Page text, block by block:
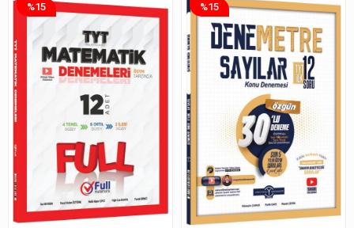
%15 %15